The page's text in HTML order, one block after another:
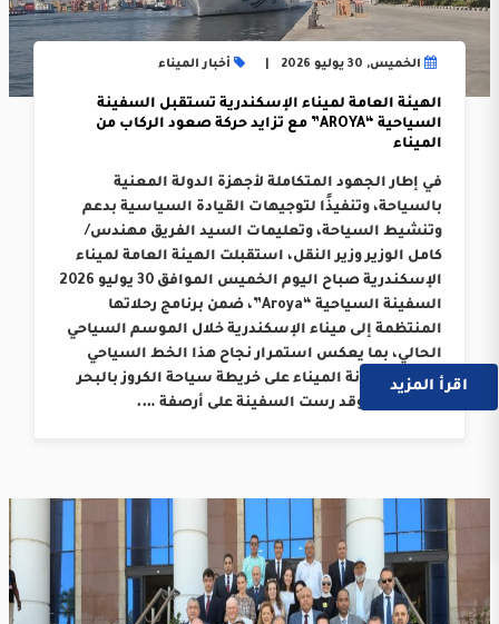
الخميس, 30 يوليو 2026 أخبار الميناء
الهيئة العامة لميناء الإسكندرية تستقبل السفينة
السياحية “AROYA” مع تزايد حركة صعود الركاب من
الميناء
في إطار الجهود المتكاملة لأجهزة الدولة المعنية
بالسياحة، وتنفيذًا لتوجيهات القيادة السياسية بدعم
وتنشيط السياحة، وتعليمات السيد الفريق مهندس/
كامل الوزير وزير النقل، استقبلت الهيئة العامة لميناء
الإسكندرية صباح اليوم الخميس الموافق 30 يوليو 2026
السفينة السياحية “Aroya”، ضمن برنامج رحلاتها
المنتظمة إلى ميناء الإسكندرية خلال الموسم السياحي
الحالي، بما يعكس استمرار نجاح هذا الخط السياحي
وترسيخ مكانة الميناء على خريطة سياحة الكروز بالبحر
المتوسط. وقد رست السفينة على أرصفة ….
اقرأ المزيد